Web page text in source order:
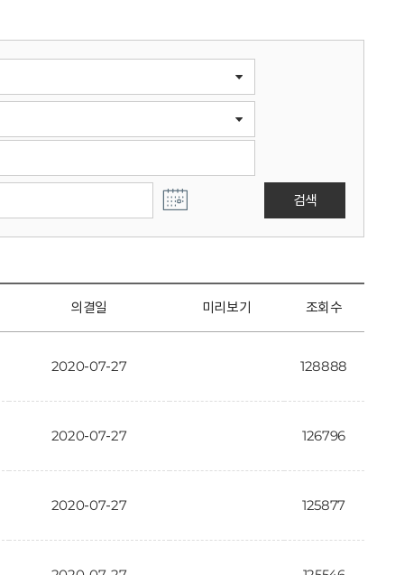
검색
의결일 미리보기 조회수
2020-07-27 128888
2020-07-27 126796
2020-07-27 125877